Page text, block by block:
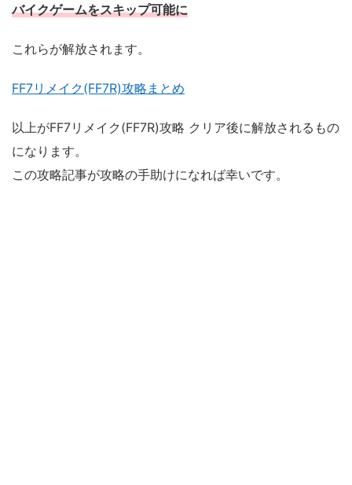
バイクゲームをスキップ可能に
これらが解放されます。
FF7リメイク(FF7R)攻略まとめ
以上がFF7リメイク(FF7R)攻略 クリア後に解放されるもの
になります。
この攻略記事が攻略の手助けになれば幸いです。